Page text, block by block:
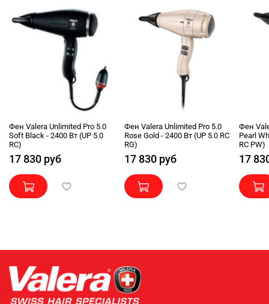
Фен Valera Unlimited Pro 5.0
Soft Black - 2400 Вт (UP 5.0
RC)
17 830 руб
Фен Valera Unlimited Pro 5.0
Rose Gold - 2400 Вт (UP 5.0 RC
RG)
17 830 руб
Фен
Pearl
RC PW)
17